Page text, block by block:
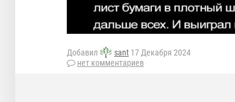
Добавил sant 17 Декабря 2024
нет комментариев